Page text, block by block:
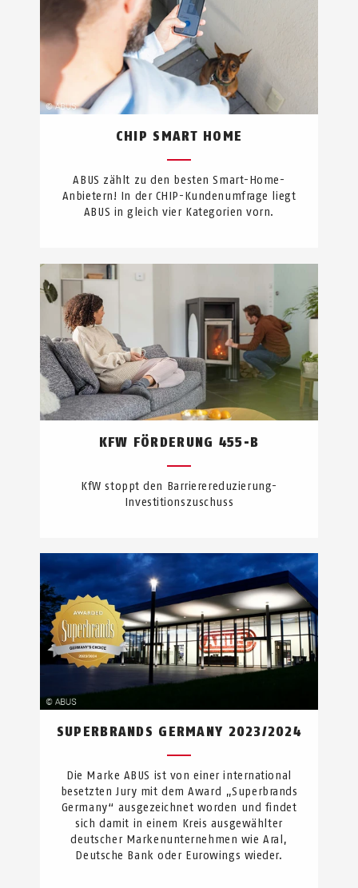
CHIP SMART HOME
ABUS zählt zu den besten Smart-Home-
Anbietern! In der CHIP-Kundenumfrage liegt
ABUS in gleich vier Kategorien vorn.
KFW FÖRDERUNG 455-B
KfW stoppt den Barrierereduzierung-
Investitionszuschuss
SUPERBRANDS GERMANY 2023/2024
Die Marke ABUS ist von einer international
besetzten Jury mit dem Award „Superbrands
Germany“ ausgezeichnet worden und findet
sich damit in einem Kreis ausgewählter
deutscher Markenunternehmen wie Aral,
Deutsche Bank oder Eurowings wieder.